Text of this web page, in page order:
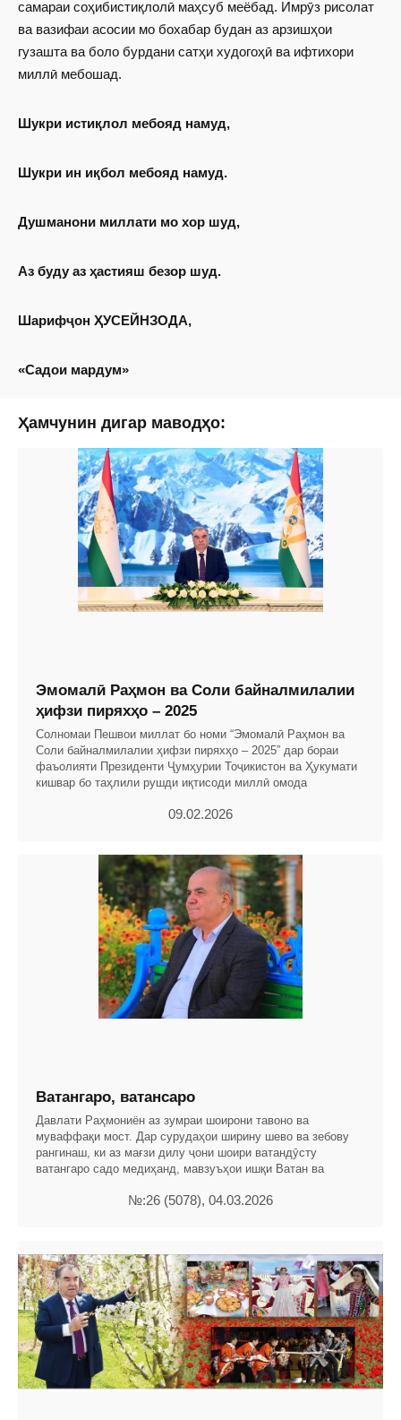
самараи соҳиб­истиқлолӣ маҳсуб меёбад. Имрӯз рисолат
ва вазифаи асосии мо бохабар будан аз арзишҳои
гузашта ва боло бурдани сатҳи худогоҳӣ ва ифтихори
миллӣ мебошад.
Шукри истиқлол мебояд намуд,
Шукри ин иқбол мебояд намуд.
Душманони миллати мо хор шуд,
Аз буду аз ҳастияш безор шуд.
Шарифҷон ҲУСЕЙНЗОДА,
«Садои мардум»
Ҳамчунин дигар маводҳо:
Эмомалӣ Раҳмон ва Соли байналмилалии
ҳифзи пиряхҳо – 2025
Солномаи Пешвои миллат бо номи “Эмомалӣ Раҳмон ва
Соли байналмилалии ҳифзи пиряхҳо – 2025” дар бораи
фаъолияти Президенти Ҷумҳурии Тоҷикистон ва Ҳукумати
кишвар бо таҳлили рушди иқтисоди миллӣ омода
09.02.2026
Ватангаро, ватансаро
Давлати Раҳмониён аз зумраи шоирони тавоно ва
муваффақи мост. Дар сурудаҳои ширину шево ва зебову
рангинаш, ки аз мағзи дилу ҷони шоири ватандӯсту
ватангаро садо медиҳанд, мавзуъҳои ишқи Ватан ва
№:26 (5078), 04.03.2026